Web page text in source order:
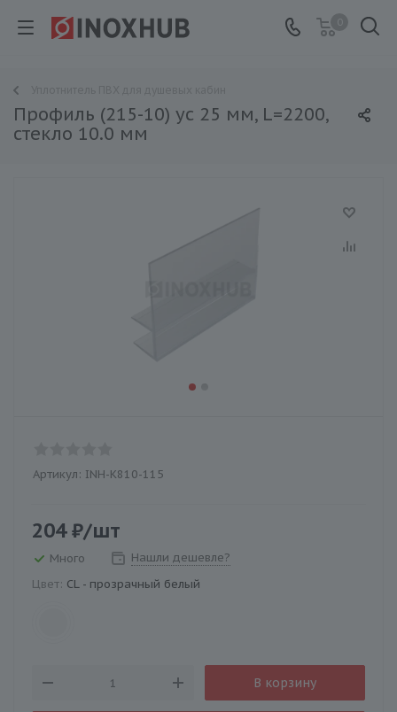
0
Профиль (215-10) ус 25 мм, L=2200,
стекло 10.0 мм
Артикул: INH-K810-115
204₽/шт
Много
Нашли дешевле?
Цвет: CL - прозрачный белый
В корзину